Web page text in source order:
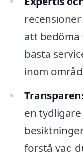
att bedöma
bästa
inom
en
förstå vad